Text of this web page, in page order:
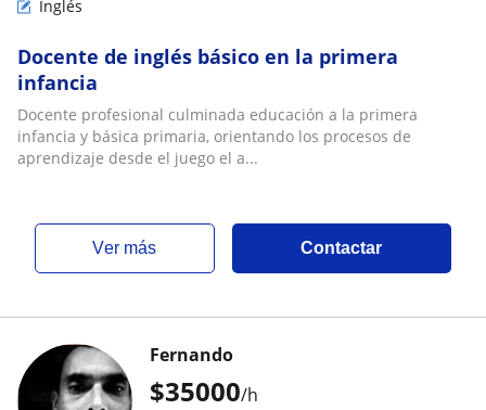
Inglés
Docente de inglés básico en la primera
infancia
Docente profesional culminada educación a la primera
infancia y básica primaria, orientando los procesos de
aprendizaje desde el juego el a...
ver más Contactar
$35000/h
Fernando